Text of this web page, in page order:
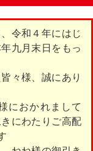
令和４年にはじ
九月末日をもっ
々様、誠にあり
におかれまして
にわたりご高配